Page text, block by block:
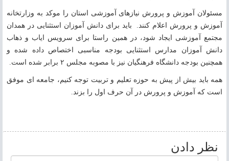
مسئولان آموزش و پرورش نیازهای آموزشی استان را موکد به وزارتخانه
آموزش و پرورش اعلام کنند. باید برای دانش آموزان استثنایی در همدان
مجتمع آموزشی ایجاد شود، در همین راستا برای سرویس ایاب و ذهاب
دانش آموزان مدارس استثنایی بودجه مناسبی اختصاص داده شده و
همچنین بودجه دانشگاه فرهنگیان نیز با مصوبه مجلس ۲ برابر شده است.
همه باید بیش از پیش به حوزه تعلیم و تربیت توجه کنیم، جامعه ای موفق
است که آموزش و پرورش در آن حرف اول را بزند.
نظر دادن